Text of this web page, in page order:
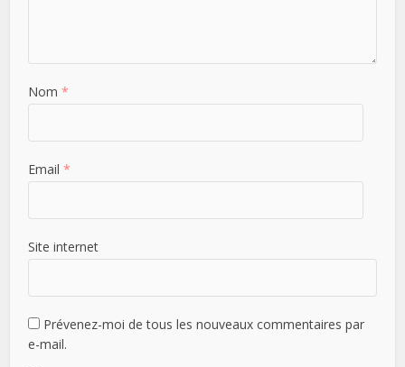
Nom *
Email *
Site internet
Prévenez-moi de tous les nouveaux commentaires par
e-mail.